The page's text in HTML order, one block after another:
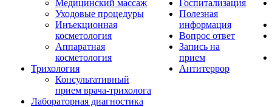
Медицинский массаж
Уходовые процедуры
Инъекционная
косметология
Аппаратная
косметология
Трихология
Консультативный
прием врача-трихолога
Лабораторная диагностика
Госпитализация
Полезная
информация
Вопрос ответ
Запись на
прием
Антитеррор